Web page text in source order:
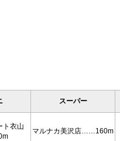
スーパー
ト衣山
マルナカ美沢店……160m